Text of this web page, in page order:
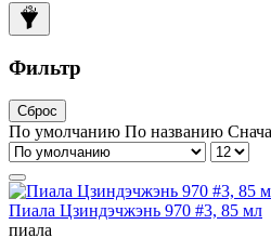
Фильтр
Сброс
По умолчанию По названию
Пиала Цзиндэчжэнь 970 #3, 85 мл
пиала